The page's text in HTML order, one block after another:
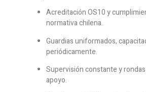
Acreditación OS10 y
normativa chilena.
Guardias uniformados,
periódicamente.
Supervisión constante y
apoyo.